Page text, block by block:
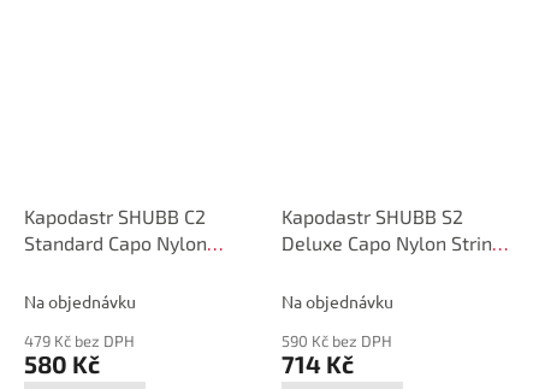
Kapodastr SHUBB C2
Standard Capo Nylon
Na objednávku
479 Kč bez DPH
580 Kč
Kapodastr SHUBB S2
Deluxe Capo Nylon String
Na objednávku
590 Kč bez DPH
714 Kč